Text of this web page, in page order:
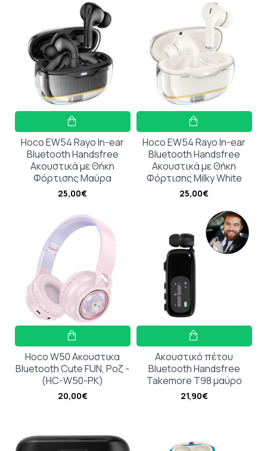
Hoco EW54 Rayo In-ear
Bluetooth Handsfree
Ακουστικά με Θήκη
Φόρτισης Μαύρα
25,00€
Hoco EW54 Rayo In-ear
Bluetooth Handsfree
Ακουστικά με Θήκη
Φόρτισης Milky White
25,00€
Hoco W50 Ακουστικα
Bluetooth Cute FUN, Ροζ -
(HC-W50-PK)
20,00€
Ακουστικό πέτου
Bluetooth Handsfree
Takemore T98 μαύρο
21,90€